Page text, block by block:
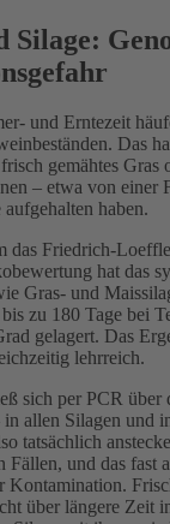
Silage:
und Erntezeit
Das
gemähtes Gras
– etwa von einer
haben.
das Friedrich-
hat das
Gras- und
zu 180 Tage bei
gelagert. Das
lehrreich.
sich per PCR über
allen Silagen und
tatsächlich
Fällen, und das fast
Kontamination.
über längere Zeit